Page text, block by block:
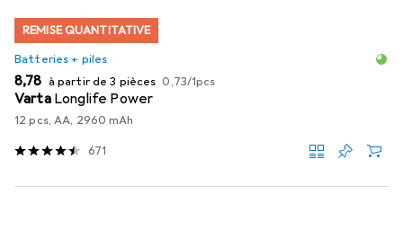
REMISE QUANTITATIVE
Batteries + piles
EUR
8,78 à partir de 3 pièces EUR
0,73/1pcs
Varta Longlife Power
12 pcs, AA, 2960 mAh
671